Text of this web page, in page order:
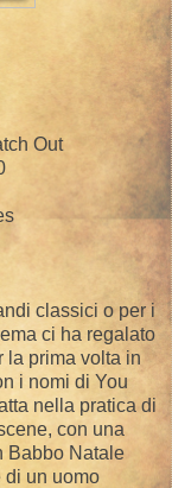
Out
classici o per i
ci ha regalato
la prima volta in
i nomi di You
nella pratica di
con una
Babbo Natale
di un uomo